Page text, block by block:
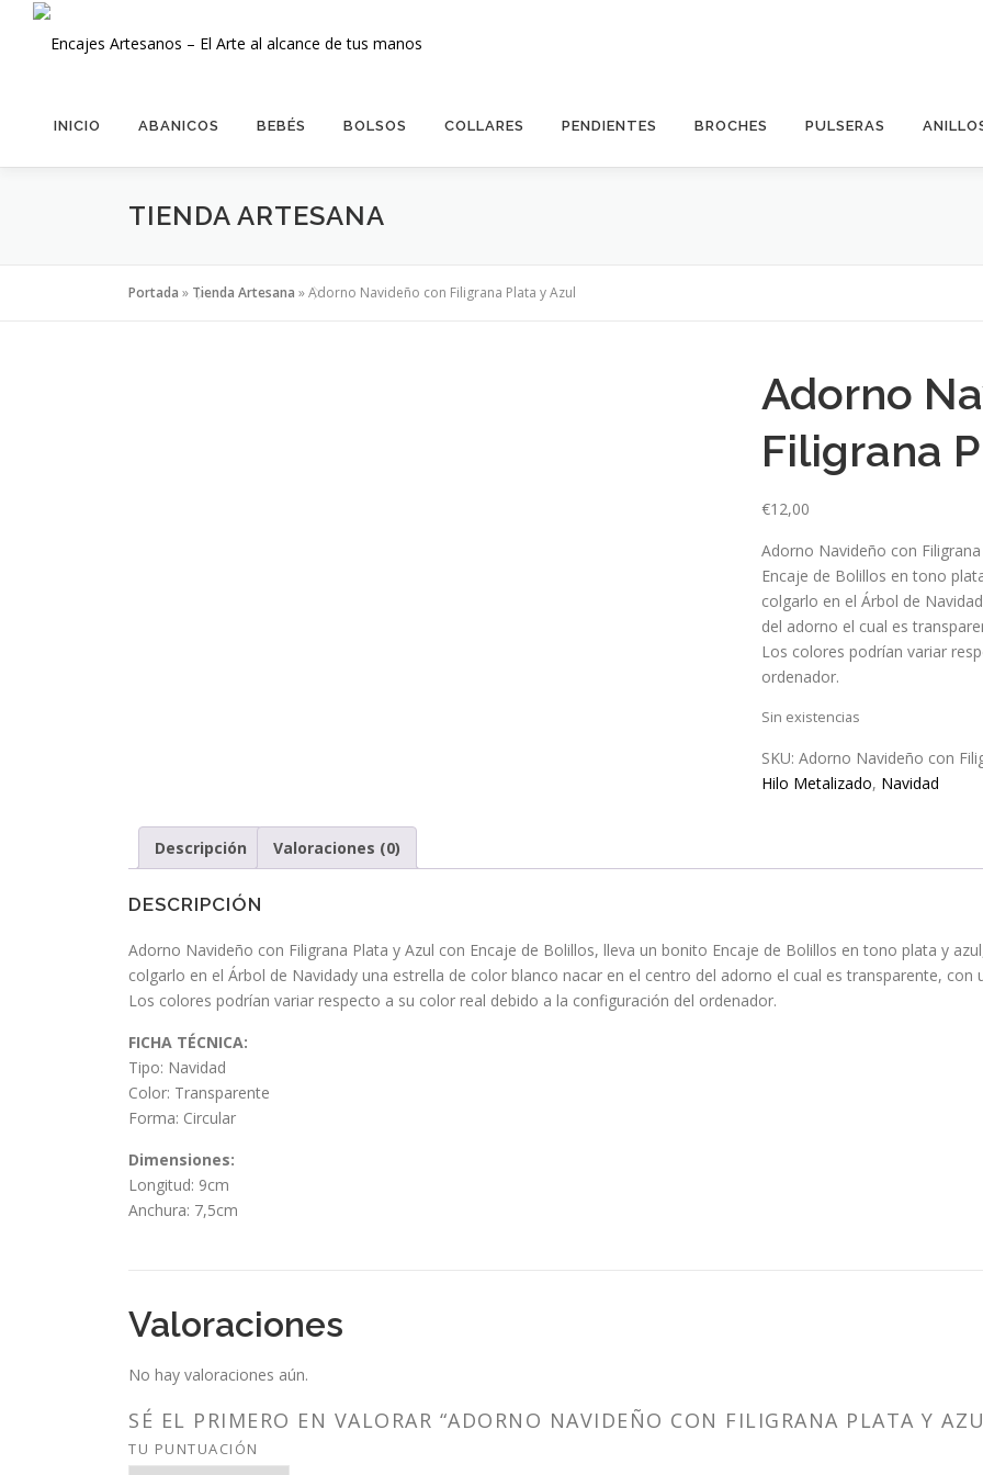
Saltar
INICIO ABANICOS BEBÉS BOLSOS COLLARES PENDIENTES BROCHES PULSERAS
TIENDA ARTESANA
Portada » Tienda Artesana »Adorno Navideño con Filigrana Plata y Azul
Adorno
Filigrana
€12,00
Adorno Navideño con
Encaje de Bolillos en tono
colgarlo en el Árbol de
del adorno el cual es
Los colores podrían variar
ordenador.
Sin existencias
SKU:Adorno Navideño con
Hilo Metalizado, Navidad
Descripción Valoraciones (0)
DESCRIPCIÓN
Adorno Navideño con Filigrana Plata y Azul con Encaje de Bolillos, lleva un bonito Encaje de Bolillos en tono plata y
colgarlo en el Árbol de Navidady una estrella de color blanco nacar en el centro del adorno el cual es transparente, con
Los colores podrían variar respecto a su color real debido a la configuración del ordenador.
FICHA TÉCNICA:
Tipo: Navidad
Color: Transparente
Forma: Circular
Dimensiones:
Longitud: 9cm
Anchura: 7,5cm
Valoraciones
No hay valoraciones aún.
SÉ EL PRIMERO EN VALORAR “ADORNO NAVIDEÑO CON FILIGRANA PLATA Y
TU PUNTUACIÓN